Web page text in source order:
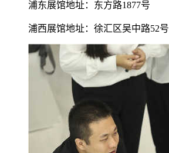
浦东展馆地址：东方路1877号
浦西展馆地址：徐汇区吴中路52号